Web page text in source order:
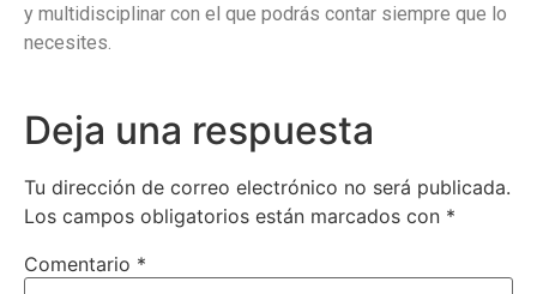
y multidisciplinar con el que podrás contar siempre que lo
necesites.
Deja una respuesta
Tu dirección de correo electrónico no será publicada.
Los campos obligatorios están marcados con *
Comentario *